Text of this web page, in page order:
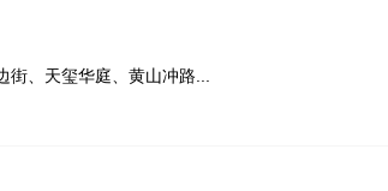
、天玺华庭、黄山冲路...